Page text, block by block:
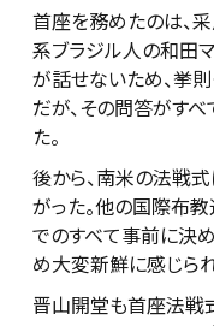
首座を務めたのは、
系ブラジル人の和田
が話せないため、挙
だが、その問答がす
た。
後から、南米の法戦
がった。他の国際布
でのすべて事前に決
め大変新鮮に感じら
晋山開堂も首座法戦